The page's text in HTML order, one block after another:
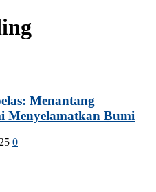
Menantang
Menyelamatkan Bumi
0